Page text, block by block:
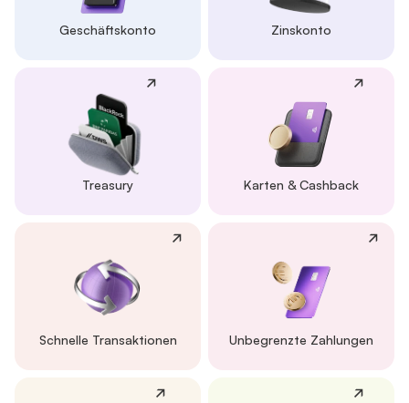
Geschäftskonto Zinskonto
Treasury Karten & Cashback
Schnelle Transaktionen Unbegrenzte Zahlungen